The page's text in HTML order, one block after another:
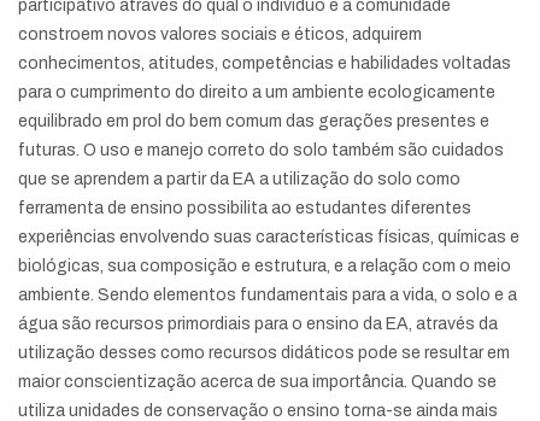
participativo através do qual o indivíduo e a comunidade
constroem novos valores sociais e éticos, adquirem
conhecimentos, atitudes, competências e habilidades voltadas
para o cumprimento do direito a um ambiente ecologicamente
equilibrado em prol do bem comum das gerações presentes e
futuras. O uso e manejo correto do solo também são cuidados
que se aprendem a partir da EA a utilização do solo como
ferramenta de ensino possibilita ao estudantes diferentes
experiências envolvendo suas características físicas, químicas e
biológicas, sua composição e estrutura, e a relação com o meio
ambiente. Sendo elementos fundamentais para a vida, o solo e a
água são recursos primordiais para o ensino da EA, através da
utilização desses como recursos didáticos pode se resultar em
maior conscientização acerca de sua importância. Quando se
utiliza unidades de conservação o ensino torna-se ainda mais